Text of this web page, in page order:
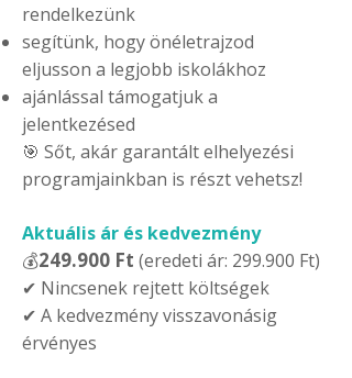
rendelkezünk
segítünk, hogy önéletrajzod
eljusson a legjobb iskolákhoz
ajánlással támogatjuk a
jelentkezésed
🎯 Sőt, akár garantált elhelyezési
programjainkban is részt vehetsz!
Aktuális ár és kedvezmény
💰249.900 Ft (eredeti ár: 299.900 Ft)
✔ Nincsenek rejtett költségek
✔ A kedvezmény visszavonásig
érvényes